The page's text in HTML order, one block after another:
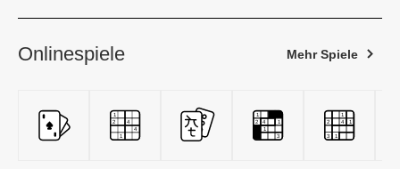
Onlinespiele Mehr Spiele